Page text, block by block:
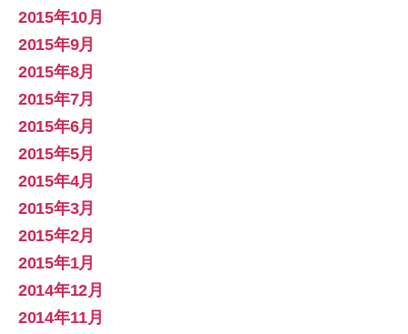
2015年10月
2015年9月
2015年8月
2015年7月
2015年6月
2015年5月
2015年4月
2015年3月
2015年2月
2015年1月
2014年12月
2014年11月